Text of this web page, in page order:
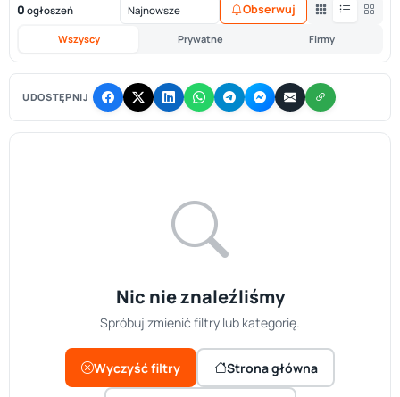
0 ogłoszeń
Wszyscy Prywatne Firmy
Obserwuj
UDOSTĘPNIJ
Nic nie znaleźliśmy
Spróbuj zmienić filtry lub kategorię.
Wyczyść filtry Strona główna